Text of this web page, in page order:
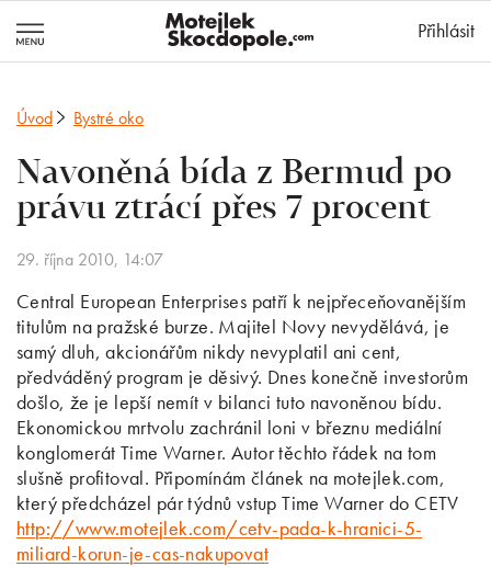
Přihlásit
Úvod Bystré oko
Navoněná bída z Bermud po
právu ztrácí přes 7 procent
29. října 2010, 14:07
Central European Enterprises patří k nejpřeceňovanějším
titulům na pražské burze. Majitel Novy nevydělává, je
samý dluh, akcionářům nikdy nevyplatil ani cent,
předváděný program je děsivý. Dnes konečně investorům
došlo, že je lepší nemít v bilanci tuto navoněnou bídu.
Ekonomickou mrtvolu zachránil loni v březnu mediální
konglomerát Time Warner. Autor těchto řádek na tom
slušně profitoval. Připomínám článek na motejlek.com,
který předcházel pár týdnů vstup Time Warner do CETV
http://www.motejlek.com/cetv-pada-k-hranici-5-
miliard-korun-je-cas-nakupovat